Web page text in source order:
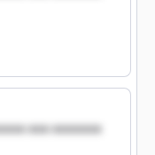
xxx xxxxxxx